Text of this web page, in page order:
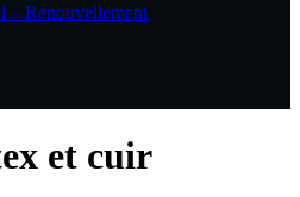
– Renouvellement
et cuir